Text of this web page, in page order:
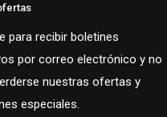
para recibir boletines
por correo electrónico y no
nuestras ofertas y
especiales.